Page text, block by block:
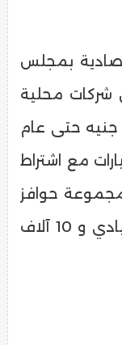
بمجلس
شركات محلية
استثمارات تقترب من 10 مليار جنيه حتى عام
مع اشتراط
25% مع تقديم مجموعة حوافز
في حالة زيادة الإنتاج عن 100 ألف سيارة وقود اعتيادي و 10 آلاف